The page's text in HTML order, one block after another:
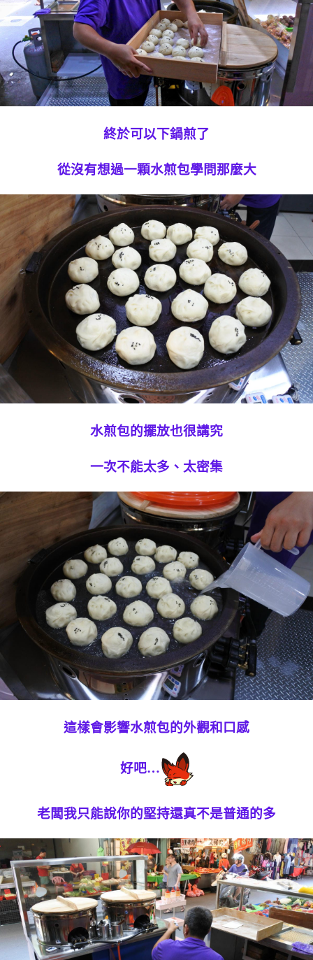
終於可以下鍋煎了
從沒有想過一顆水煎包學問那麼大
水煎包的擺放也很講究
一次不能太多、太密集
這樣會影響水煎包的外觀和口感
好吧…
老闆我只能說你的堅持還真不是普通的多